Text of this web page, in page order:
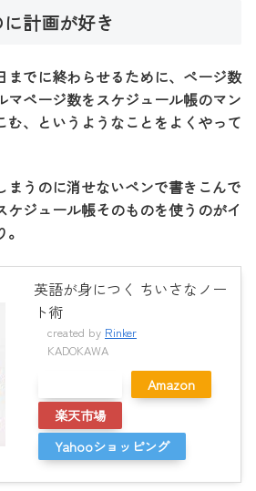
計画が好き
までに終わらせるために、ページ数
マページ数をスケジュール帳のマン
む、というようなことをよくやって
まうのに消せないペンで書きこんで
ケジュール帳そのものを使うのがイ
英語が身につく ちいさなノー
ト術
created by Rinker
KADOKAWA
Amazon
楽天市場
Yahooショッピング